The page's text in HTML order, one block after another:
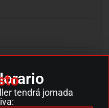
tendrá jornada